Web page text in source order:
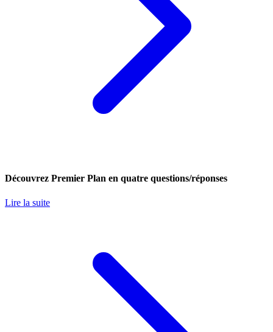
Découvrez Premier Plan en quatre questions/réponses
Lire la suite